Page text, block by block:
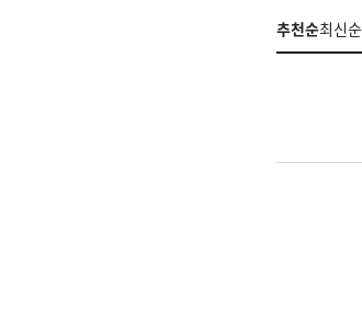
추천순최신순